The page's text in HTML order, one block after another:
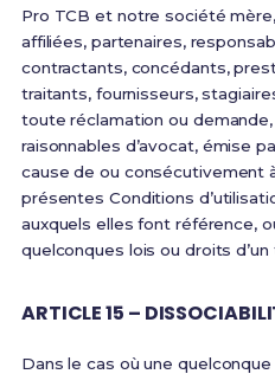
Pro TCB et notre société
affiliées, partenaires,
contractants, concédants,
traitants, fournisseurs,
toute réclamation ou
raisonnables d’avocat, émise
cause de ou consécutivement
présentes Conditions
auxquels elles font référence,
quelconques lois ou droits d’un
ARTICLE 15 –
Dans le cas où une